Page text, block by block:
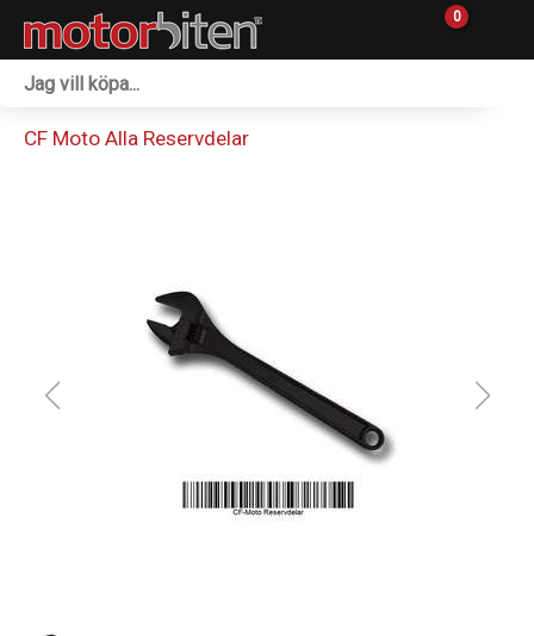
0
Reservdelar
Sprängskisser
CF Moto Alla Reservdelar